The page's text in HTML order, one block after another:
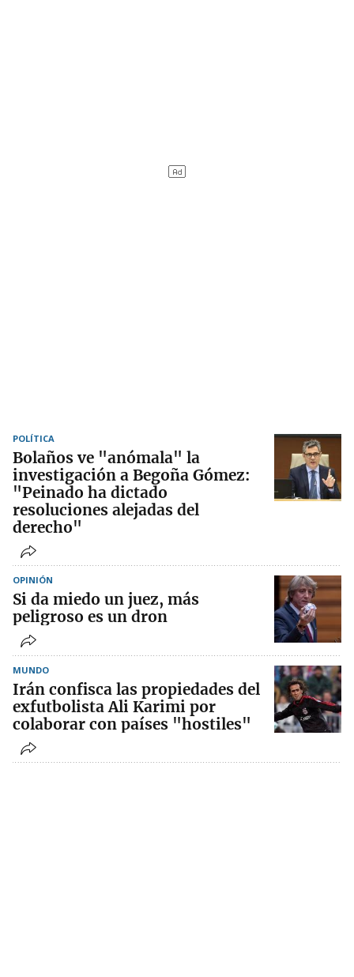
POLÍTICA
Bolaños ve "anómala" la
investigación a Begoña Gómez:
"Peinado ha dictado
resoluciones alejadas del
derecho"
OPINIÓN
Si da miedo un juez, más
peligroso es un dron
MUNDO
Irán confisca las propiedades del
exfutbolista Ali Karimi por
colaborar con países "hostiles"